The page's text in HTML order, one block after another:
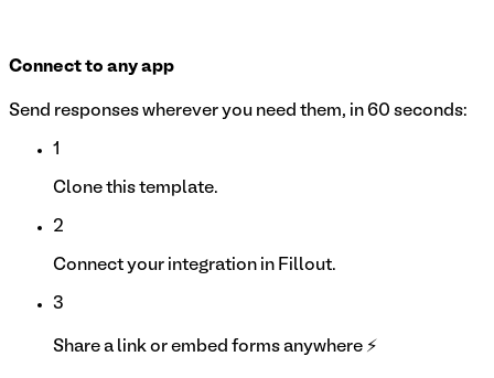
Connect to any app
Send responses wherever you need them, in 60 seconds:
1
Clone this template.
2
Connect your integration in Fillout.
3
Share a link or embed forms anywhere ⚡